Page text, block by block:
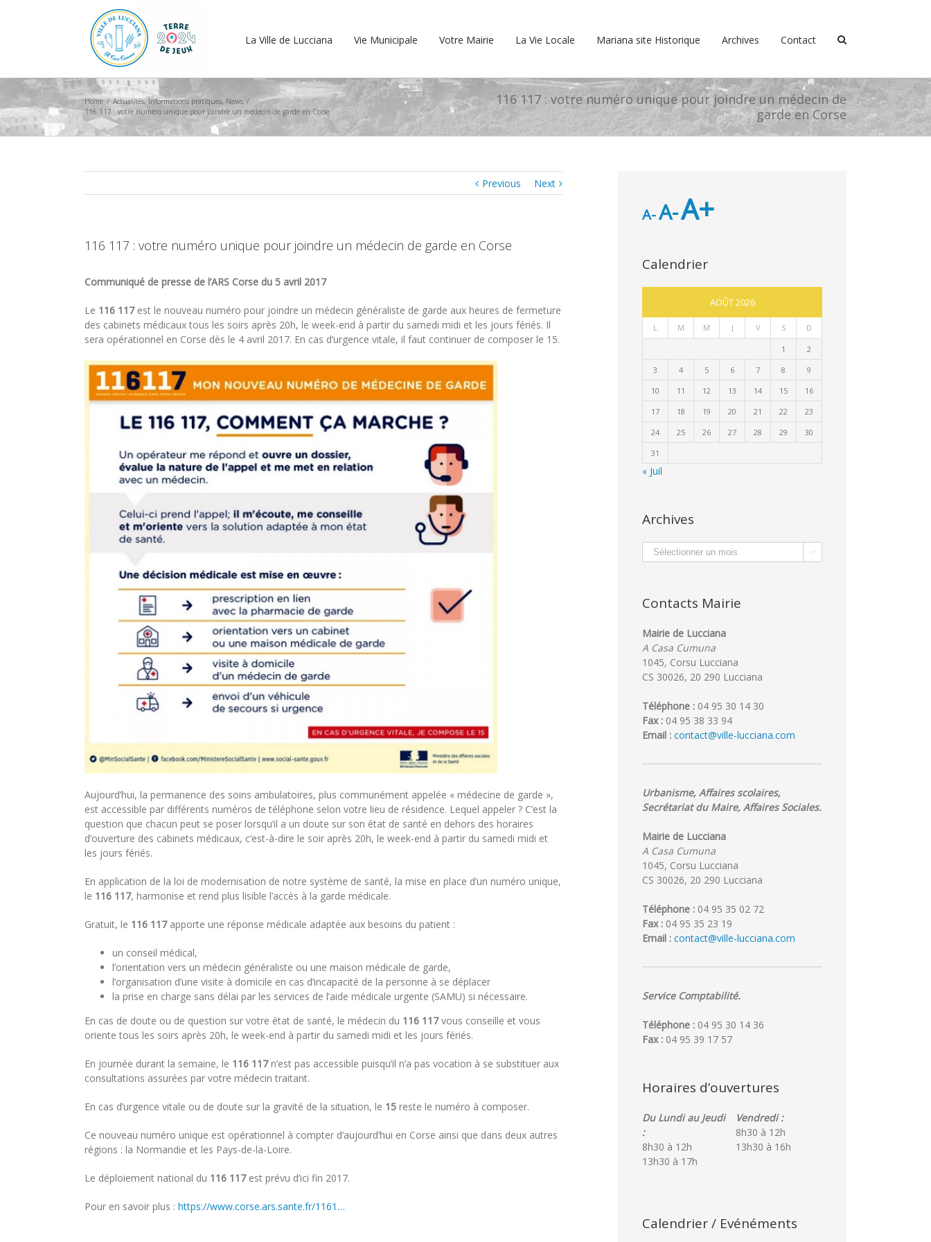
La Ville de Lucciana Vie Municipale Votre Mairie La Vie Locale Mariana site Historique Archives Contact
116 117 : votre numéro unique pour joindre un médecin de
garde en Corse
Home / Actualités, Informations pratiques, News /
116 117 : votre numéro unique pour joindre un médecin de garde en Corse
Previous Next
116 117 : votre numéro unique pour joindre un médecin de garde en Corse
Communiqué de presse de l’ARS Corse du 5 avril 2017
Le 116 117est le nouveau numéro pour joindre un médecin généraliste de garde aux heures de fermeture
des cabinets médicaux tous les soirs après 20h, le week-end à partir du samedi midi et les jours fériés. Il
sera opérationnel en Corse dès le 4 avril 2017. En cas d’urgence vitale, il faut continuer de composer le 15.
Aujourd’hui, la permanence des soins ambulatoires, plus communément appelée « médecine de garde »,
est accessible par différents numéros de téléphone selon votre lieu de résidence. Lequel appeler ? C’est la
question que chacun peut se poser lorsqu’il a un doute sur son état de santé en dehors des horaires
d’ouverture des cabinets médicaux, c’est-à-dire le soir après 20h, le week-end à partir du samedi midi et
les jours fériés.
En application de la loi de modernisation de notre système de santé, la mise en place d’un numéro unique,
le 116 117, harmonise et rend plus lisible l’accès à la garde médicale.
Gratuit, le 116 117apporte une réponse médicale adaptée aux besoins du patient :
un conseil médical,
l’orientation vers un médecin généraliste ou une maison médicale de garde,
l’organisation d’une visite à domicile en cas d’incapacité de la personne à se déplacer
la prise en charge sans délai par les services de l’aide médicale urgente (SAMU) si nécessaire.
En cas de doute ou de question sur votre état de santé, le médecin du 116 117vous conseille et vous
oriente tous les soirs après 20h, le week-end à partir du samedi midi et les jours fériés.
En journée durant la semaine, le 116 117n’est pas accessible puisqu’il n’a pas vocation à se substituer aux
consultations assurées par votre médecin traitant.
En cas d’urgence vitale ou de doute sur la gravité de la situation, le 15 reste le numéro à composer.
Ce nouveau numéro unique est opérationnel à compter d’aujourd’hui en Corse ainsi que dans deux autres
régions : la Normandie et les Pays-de-la-Loire.
Le déploiement national du 116 117est prévu d’ici fin 2017.
Pour en savoir plus : https://www.corse.ars.sante.fr/1161…
A-A-A+
Calendrier
AOÛT 2026
L M M J V S D
1
2
3
4 5 6 7 8
9
10
11 12 13 14 15
16
17
18 19 20 21 22
23
24
25 26 27 28 29
30
31
« Juil
Archives
Archives 
Contacts Mairie
Mairie de Lucciana
A Casa Cumuna
1045, Corsu Lucciana
CS 30026, 20 290 Lucciana
Téléphone : 04 95 30 14 30
Fax : 04 95 38 33 94
Email : contact@ville-lucciana.com
Urbanisme, Affaires scolaires,
Secrétariat du Maire, Affaires Sociales.
Mairie de Lucciana
A Casa Cumuna
1045, Corsu Lucciana
CS 30026, 20 290 Lucciana
Téléphone : 04 95 35 02 72
Fax : 04 95 35 23 19
Email : contact@ville-lucciana.com
Service Comptabilité.
Téléphone : 04 95 30 14 36
Fax : 04 95 39 17 57
Horaires d’ouvertures
Du Lundi au Jeudi
:
8h30 à 12h
13h30 à 17h
Vendredi :
8h30 à 12h
13h30 à 16h
Calendrier / Evénéments